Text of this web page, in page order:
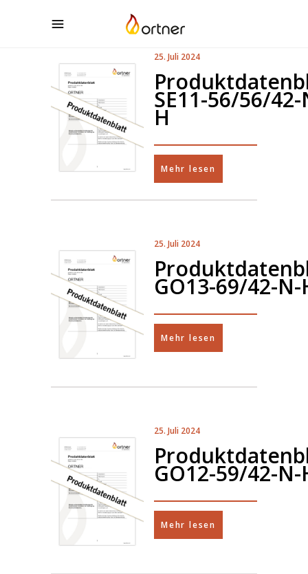
25. Juli 2024
SE11-56/56/42-
H
Mehr lesen
25. Juli 2024
GO13-69/42-N-
Mehr lesen
25. Juli 2024
GO12-59/42-N-
Mehr lesen